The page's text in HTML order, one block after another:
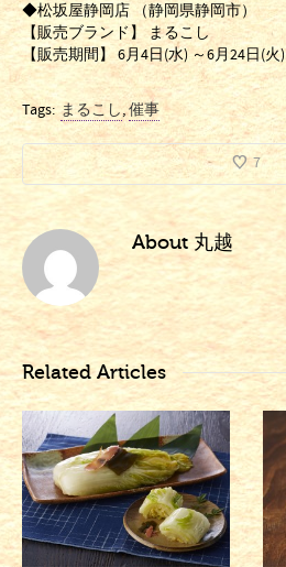
◆松坂屋静岡店 （静岡県静岡市）
【販売ブランド】 まるこし
【販売期間】 6月4日(水) ～6月24日(火)
Tags: まるこし,催事
7
About 丸越
Related Articles